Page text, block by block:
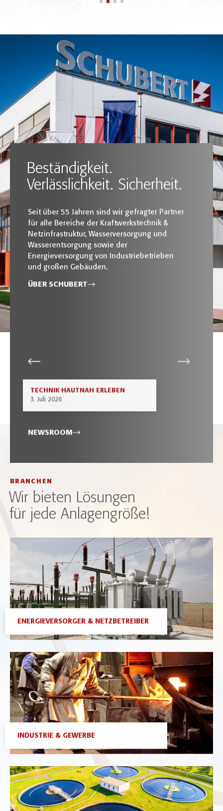
7000
Energie wird jährlich durch SCHUBERT Technologie
der Netzinfrastruktur verteilt
Beständigkeit.
Verlässlichkeit. Sicherheit.
Seit über 55 Jahren sind wir gefragter Partner
für alle Bereiche der Kraftwerkstechnik &
Netzinfrastruktur, Wasserversorgung und
Wasserentsorgung sowie der
Energieversorgung von Industriebetrieben
und großen Gebäuden.
ÜBER SCHUBERT
TECHNIK HAUTNAH ERLEBEN
3. Juli 2026
NEWSROOM
BRANCHEN
Wir bieten Lösungen
für jede Anlagengröße!
ENERGIEVERSORGER & NETZBETREIBER
INDUSTRIE & GEWERBE